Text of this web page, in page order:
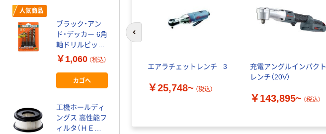
エアラチェットレンチ _3
￥25,748~ （税込）
充電アングルインパクト
レンチ（20V）
￥143,895~ （税込）
人気商品
ブラック・アン
ド・デッカー 6角
軸ドリルビット
10本組/15060
15060 1セット
(10本)
￥1,060 （税込）
カゴへ
工機ホールディ
ングス 高性能フ
ィルタ（ＨＥＰ
やまびこ 新ダイ
ワ
（直送品）
具（A）